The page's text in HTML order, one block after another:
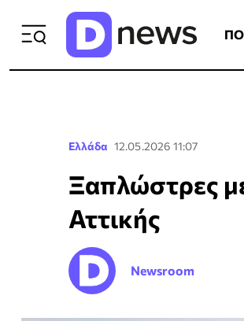
Ελλάδα 12.05.2026 11:07
Ξαπλώστρες
Αττικής
Newsroom